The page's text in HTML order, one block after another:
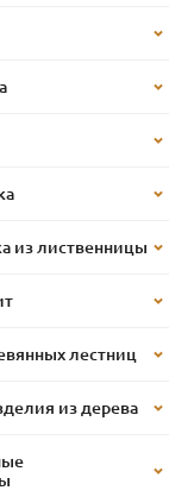
из лиственницы
лестниц
из дерева